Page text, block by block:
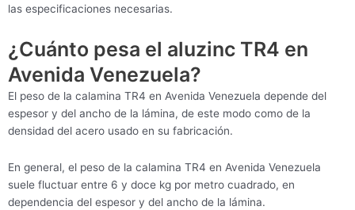
las especificaciones necesarias.
¿Cuánto pesa el aluzinc TR4 en
Avenida Venezuela?
El peso de la calamina TR4 en Avenida Venezuela depende del
espesor y del ancho de la lámina, de este modo como de la
densidad del acero usado en su fabricación.
En general, el peso de la calamina TR4 en Avenida Venezuela
suele fluctuar entre 6 y doce kg por metro cuadrado, en
dependencia del espesor y del ancho de la lámina.